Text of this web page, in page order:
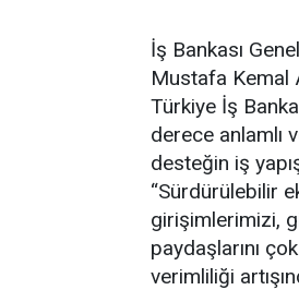
İş Bankası
Mustafa Kemal
Türkiye İş
derece anlamlı
desteğin iş
“Sürdürülebilir
girişimlerimizi,
paydaşlarını
verimliliği